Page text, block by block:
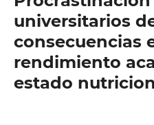
universitarios
consecuencias
rendimiento
estado